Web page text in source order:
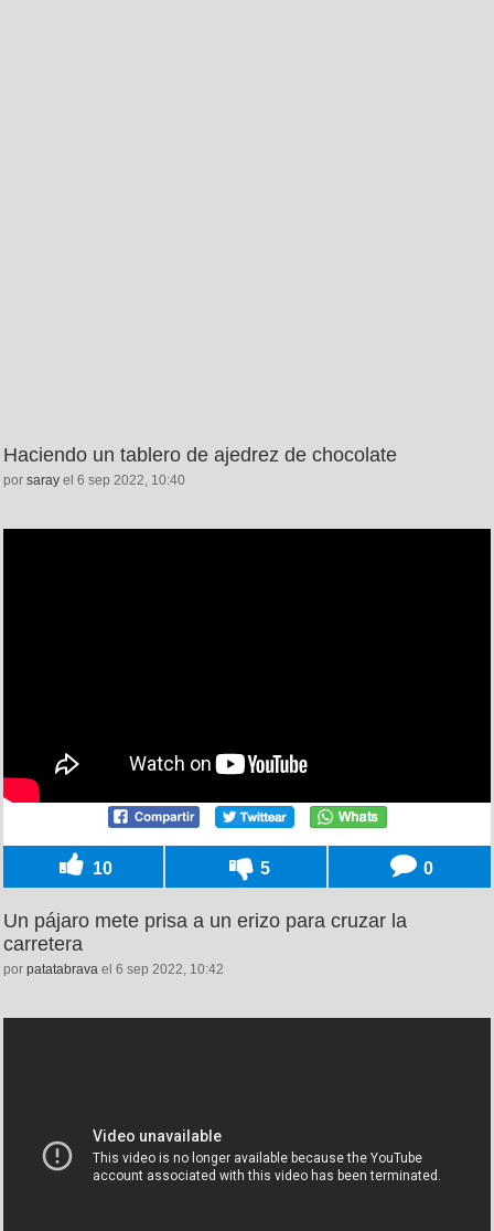
Haciendo un tablero de ajedrez de chocolate
por saray el 6 sep 2022, 10:40
10 5 0
Un pájaro mete prisa a un erizo para cruzar la
carretera
por patatabrava el 6 sep 2022, 10:42